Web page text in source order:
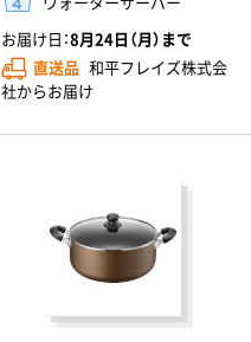
お届け日：8月24日（月）まで
直送品 和平フレイズ株式会
社からお届け